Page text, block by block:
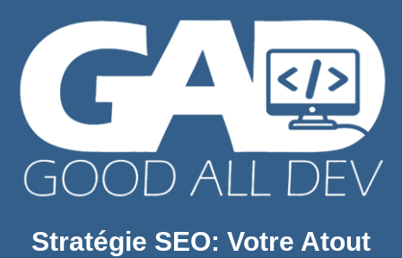
Stratégie SEO: Votre Atout